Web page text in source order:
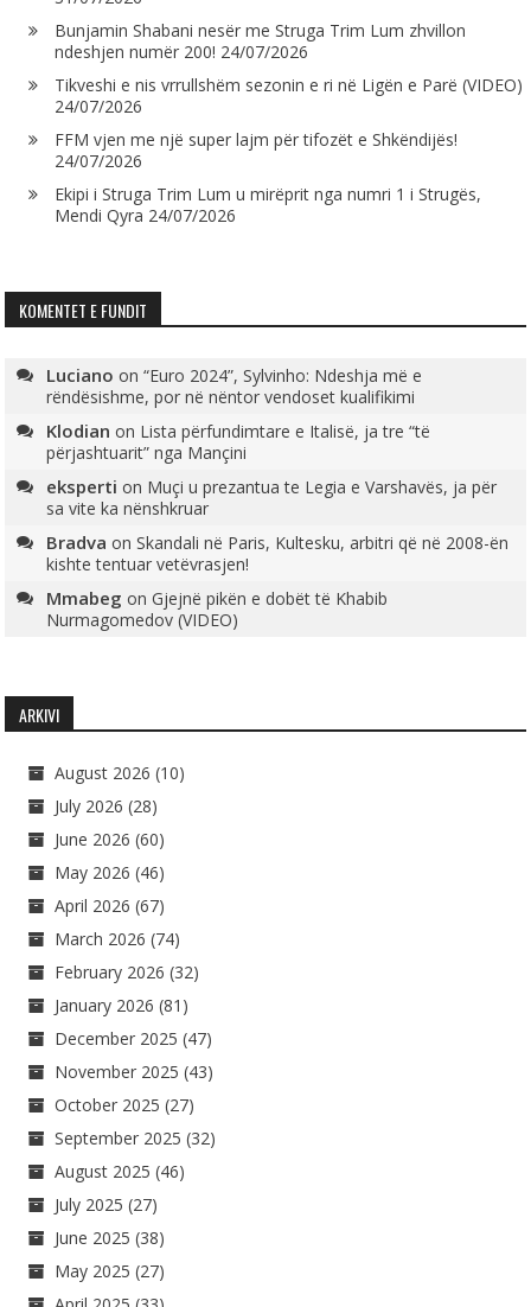
Bunjamin Shabani nesër me Struga Trim Lum zhvillon
ndeshjen numër 200! 24/07/2026
Tikveshi e nis vrrullshëm sezonin e ri në Ligën e Parë (VIDEO)
24/07/2026
FFM vjen me një super lajm për tifozët e Shkëndijës!
24/07/2026
Ekipi i Struga Trim Lum u mirëprit nga numri 1 i Strugës,
Mendi Qyra 24/07/2026
KOMENTET E FUNDIT
Luciano on“Euro 2024”, Sylvinho: Ndeshja më e
rëndësishme, por në nëntor vendoset kualifikimi
Klodian on Lista përfundimtare e Italisë, ja tre “të
përjashtuarit” nga Mançini
eksperti on Muçi u prezantua te Legia e Varshavës, ja për
sa vite ka nënshkruar
Bradva onSkandali në Paris, Kultesku, arbitri që në 2008-ën
kishte tentuar vetëvrasjen!
Mmabeg onGjejnë pikën e dobët të Khabib
Nurmagomedov (VIDEO)
ARKIVI
August 2026 (10)
July 2026 (28)
June 2026 (60)
May 2026 (46)
April 2026 (67)
March 2026 (74)
February 2026 (32)
January 2026 (81)
December 2025 (47)
November 2025 (43)
October 2025 (27)
September 2025 (32)
August 2025 (46)
July 2025 (27)
June 2025 (38)
May 2025 (27)